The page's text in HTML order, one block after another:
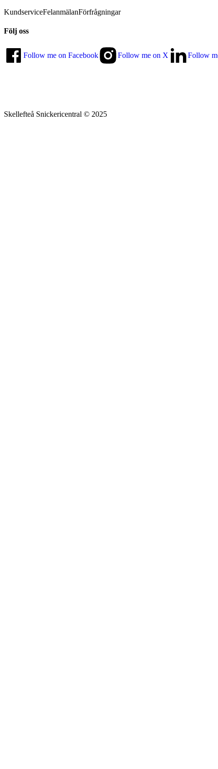
KundserviceFelanmälanFörfrågningar
Följ oss
Follow me on Facebook Follow me on X Follow
Skellefteå Snickericentral © 2025